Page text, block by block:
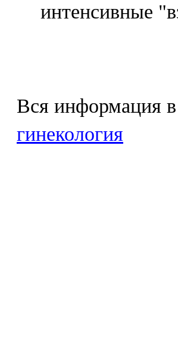
интенсивные
Вся информация в
гинекология